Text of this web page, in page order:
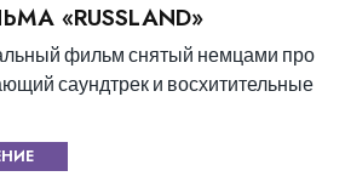
«RUSSLAND»
фильм снятый немцами про
саундтрек и восхитительные